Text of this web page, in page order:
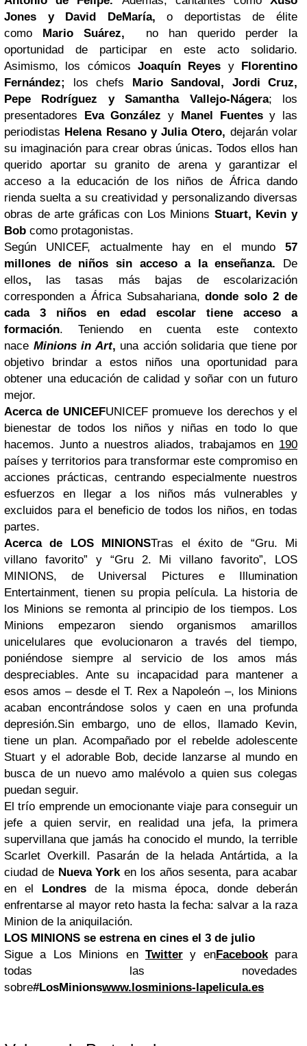
Jones y David DeMaría,o deportistas de élite
como Mario Suárez, no han querido perder la
oportunidad de participar en este acto solidario.
Asimismo, los cómicos Joaquín Reyes yFlorentino
Fernández; los chefs Mario Sandoval, Jordi Cruz,
Pepe Rodríguez y Samantha Vallejo-Nágera; los
presentadores Eva Gonzálezy Manel Fuentesy las
periodistas Helena Resano y Julia Otero, dejarán volar
su imaginación para crear obras únicas.Todos ellos han
querido aportar su granito de arena y garantizar el
acceso a la educación de los niños de África dando
rienda suelta a su creatividad y personalizando diversas
obras de arte gráficas con Los Minions Stuart, Kevin y
Bob como protagonistas.
Según UNICEF, actualmente hay en el mundo 57
millones de niños sin acceso a la enseñanza. De
ellos, las tasas más bajas de escolarización
corresponden a África Subsahariana, donde solo 2 de
cada 3 niños en edad escolar tiene acceso a
formación. Teniendo en cuenta este contexto
nace Minions in Art, una acción solidaria que tiene por
objetivo brindar a estos niños una oportunidad para
obtener una educación de calidad y soñar con un futuro
mejor.
Acerca de UNICEFUNICEF promueve los derechos y el
bienestar de todos los niños y niñas en todo lo que
hacemos. Junto a nuestros aliados, trabajamos en 190
países y territorios para transformar este compromiso en
acciones prácticas, centrando especialmente nuestros
esfuerzos en llegar a los niños más vulnerables y
excluidos para el beneficio de todos los niños, en todas
partes.
Acerca de LOS MINIONSTras el éxito de “Gru. Mi
villano favorito” y “Gru 2. Mi villano favorito”, LOS
MINIONS, de Universal Pictures e Illumination
Entertainment, tienen su propia película. La historia de
los Minions se remonta al principio de los tiempos. Los
Minions empezaron siendo organismos amarillos
unicelulares que evolucionaron a través del tiempo,
poniéndose siempre al servicio de los amos más
despreciables. Ante su incapacidad para mantener a
esos amos – desde el T. Rex a Napoleón –, los Minions
acaban encontrándose solos y caen en una profunda
depresión.Sin embargo, uno de ellos, llamado Kevin,
tiene un plan. Acompañado por el rebelde adolescente
Stuart y el adorable Bob, decide lanzarse al mundo en
busca de un nuevo amo malévolo a quien sus colegas
puedan seguir.
El trío emprende un emocionante viaje para conseguir un
jefe a quien servir, en realidad una jefa, la primera
supervillana que jamás ha conocido el mundo, la terrible
Scarlet Overkill. Pasarán de la helada Antártida, a la
ciudad de Nueva Yorken los años sesenta, para acabar
en el Londres de la misma época, donde deberán
enfrentarse al mayor reto hasta la fecha: salvar a la raza
Minion de la aniquilación.
LOS MINIONS se estrena en cines el 3 de julio
Sigue a Los Minions
en Twitter y enFacebook para
todas las novedades
sobre#LosMinionswww.losminions-lapelicula.es